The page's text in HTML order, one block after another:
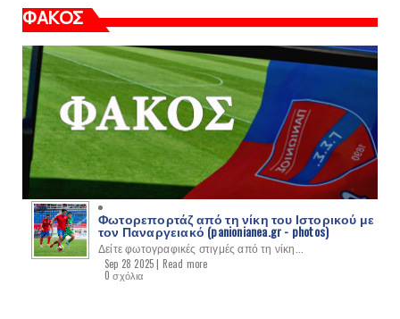
ΦΑΚΟΣ
Φωτορεπορτάζ από τη νίκη του Ιστορικού με
τον Παναργειακό (panionianea.gr - photos)
Δείτε φωτογραφικές στιγμές από τη νίκη...
Sep 28 2025 | Read more
0 σχόλια